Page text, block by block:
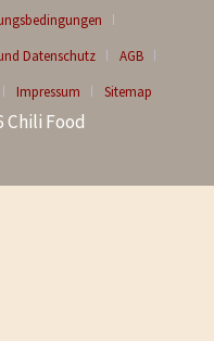
Datenschutz
AGB
Impressum Sitemap
Food